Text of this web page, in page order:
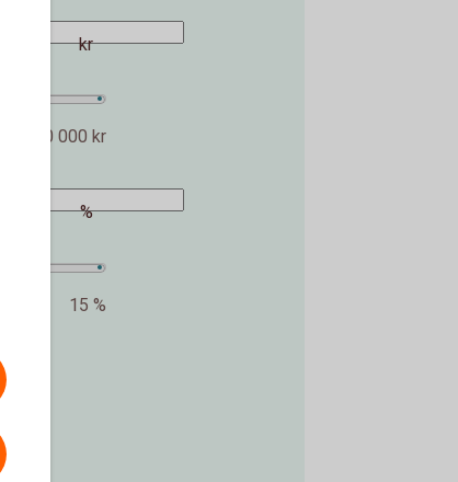
2 000 000 kr
kr
15 %
%